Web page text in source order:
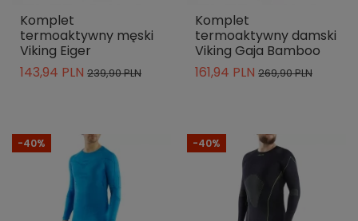
Komplet
termoaktywny męski
Viking Eiger
143,94 PLN 239,90 PLN
Komplet
termoaktywny damski
Viking Gaja Bamboo
161,94 PLN 269,90 PLN
-40% -40%